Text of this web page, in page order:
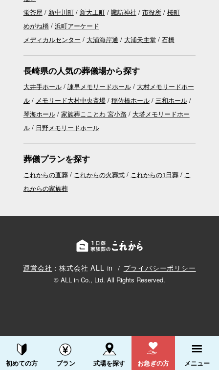
蛍茶屋
新中川町 新大工町 諏訪神社 市役所
桜町
めがね橋
浜町アーケード
メディカルセンター
大浦海岸通 大浦天主堂 石橋
長崎県の人気の葬儀場から探す
大井手ホール 諌早メモリードホール
大村メモリードホー
ル
メモリード大村中央斎場 稲佐橋ホール
三和ホール
琴海ホール
家族葬こことわ 宮小路
大塔メモリードホー
ル
日野メモリードホール
葬儀プランを探す
これからの直葬 これからの火葬式 これからの1日葬
こ
れからの家族葬
運営会社 ：株式会社 ALL in プライバシーポリシー
© ALL in Co., Ltd. All Rights Reserved.
資料請求する 電話をかける
初めての方 プラン 式場を探す お急ぎの方 メニュー